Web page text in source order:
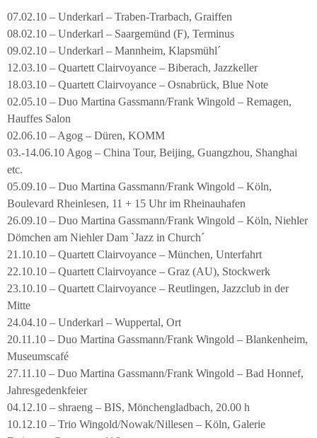
07.02.10 – Underkarl – Traben-Trarbach, Graiffen
08.02.10 – Underkarl – Saargemünd (F), Terminus
09.02.10 – Underkarl – Mannheim, Klapsmühl´
12.03.10 – Quartett Clairvoyance – Biberach, Jazzkeller
18.03.10 – Quartett Clairvoyance – Osnabrück, Blue Note
02.05.10 – Duo Martina Gassmann/Frank Wingold – Remagen,
Hauffes Salon
02.06.10 – Agog – Düren, KOMM
03.-14.06.10 Agog – China Tour, Beijing, Guangzhou, Shanghai
etc.
05.09.10 – Duo Martina Gassmann/Frank Wingold – Köln,
Boulevard Rheinlesen, 11 + 15 Uhr im Rheinauhafen
26.09.10 – Duo Martina Gassmann/Frank Wingold – Köln, Niehler
Dömchen am Niehler Dam `Jazz in Church´
21.10.10 – Quartett Clairvoyance – München, Unterfahrt
22.10.10 – Quartett Clairvoyance – Graz (AU), Stockwerk
23.10.10 – Quartett Clairvoyance – Reutlingen, Jazzclub in der
Mitte
24.04.10 – Underkarl – Wuppertal, Ort
20.11.10 – Duo Martina Gassmann/Frank Wingold – Blankenheim,
Museumscafé
27.11.10 – Duo Martina Gassmann/Frank Wingold – Bad Honnef,
Jahresgedenkfeier
04.12.10 – shraeng – BIS, Mönchengladbach, 20.00 h
10.12.10 – Trio Wingold/Nowak/Nillesen – Köln, Galerie